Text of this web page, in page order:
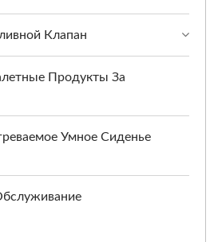
Клапан
Продукты За
Умное Сиденье